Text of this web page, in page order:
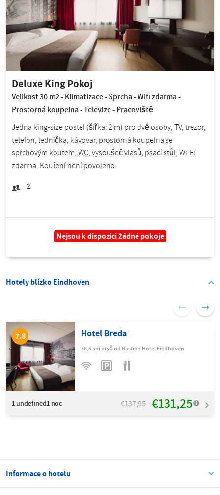
Deluxe King Pokoj
Velikost 30 m2 - Klimatizace - Sprcha - Wifi zdarma -
Prostorná koupelna - Televize - Pracoviště
Jedna king-size postel (šířka: 2 m) pro dvě osoby, TV, trezor,
telefon, lednička, kávovar, prostorná koupelna se
sprchovým koutem, WC, vysoušeč vlasů, psací stůl, Wi-Fi
zdarma. Kouření není povoleno.
2
Nejsou k dispozici žádné pokoje
Hotely blízko Eindhoven
7.8 Hotel Breda
56,5 km pryč od Bastion Hotel Eindhoven
1 undefined1 noc €137,95 €131,25
Informace o hotelu